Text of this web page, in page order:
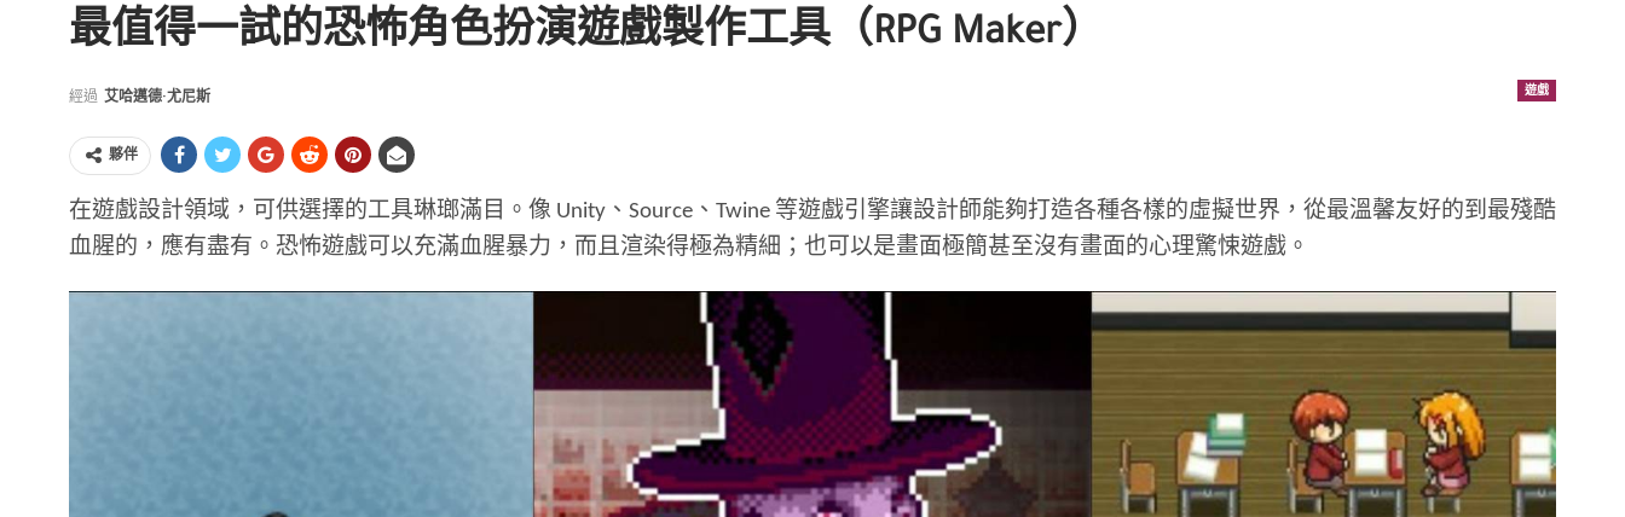
最值得一試的恐怖角色扮演遊戲製作工具（RPG Maker）
遊戲
經過 艾哈邁德·尤尼斯
夥伴
在遊戲設計領域，可供選擇的工具琳瑯滿目。像 Unity、Source、Twine 等遊戲引擎讓設計師能夠打造各種各樣的虛擬世界，從最溫馨友好的到最殘酷
血腥的，應有盡有。恐怖遊戲可以充滿血腥暴力，而且渲染得極為精細；也可以是畫面極簡甚至沒有畫面的心理驚悚遊戲。